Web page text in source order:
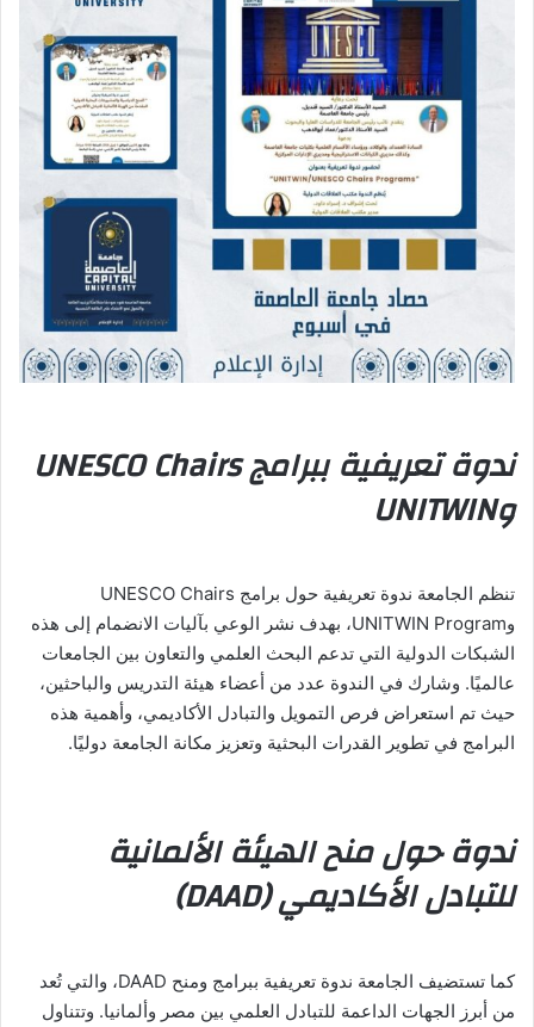
ندوة تعريفية ببرامج UNESCO Chairs
وUNITWIN
تنظم الجامعة ندوة تعريفية حول برامج UNESCO Chairs
وUNITWIN Program، بهدف نشر الوعي بآليات الانضمام إلى هذه
الشبكات الدولية التي تدعم البحث العلمي والتعاون بين الجامعات
عالميًا. وشارك في الندوة عدد من أعضاء هيئة التدريس والباحثين،
حيث تم استعراض فرص التمويل والتبادل الأكاديمي، وأهمية هذه
البرامج في تطوير القدرات البحثية وتعزيز مكانة الجامعة دوليًا.
ندوة حول منح الهيئة الألمانية
للتبادل الأكاديمي (DAAD)
كما تستضيف الجامعة ندوة تعريفية ببرامج ومنح DAAD، والتي تُعد
من أبرز الجهات الداعمة للتبادل العلمي بين مصر وألمانيا. وتتناول